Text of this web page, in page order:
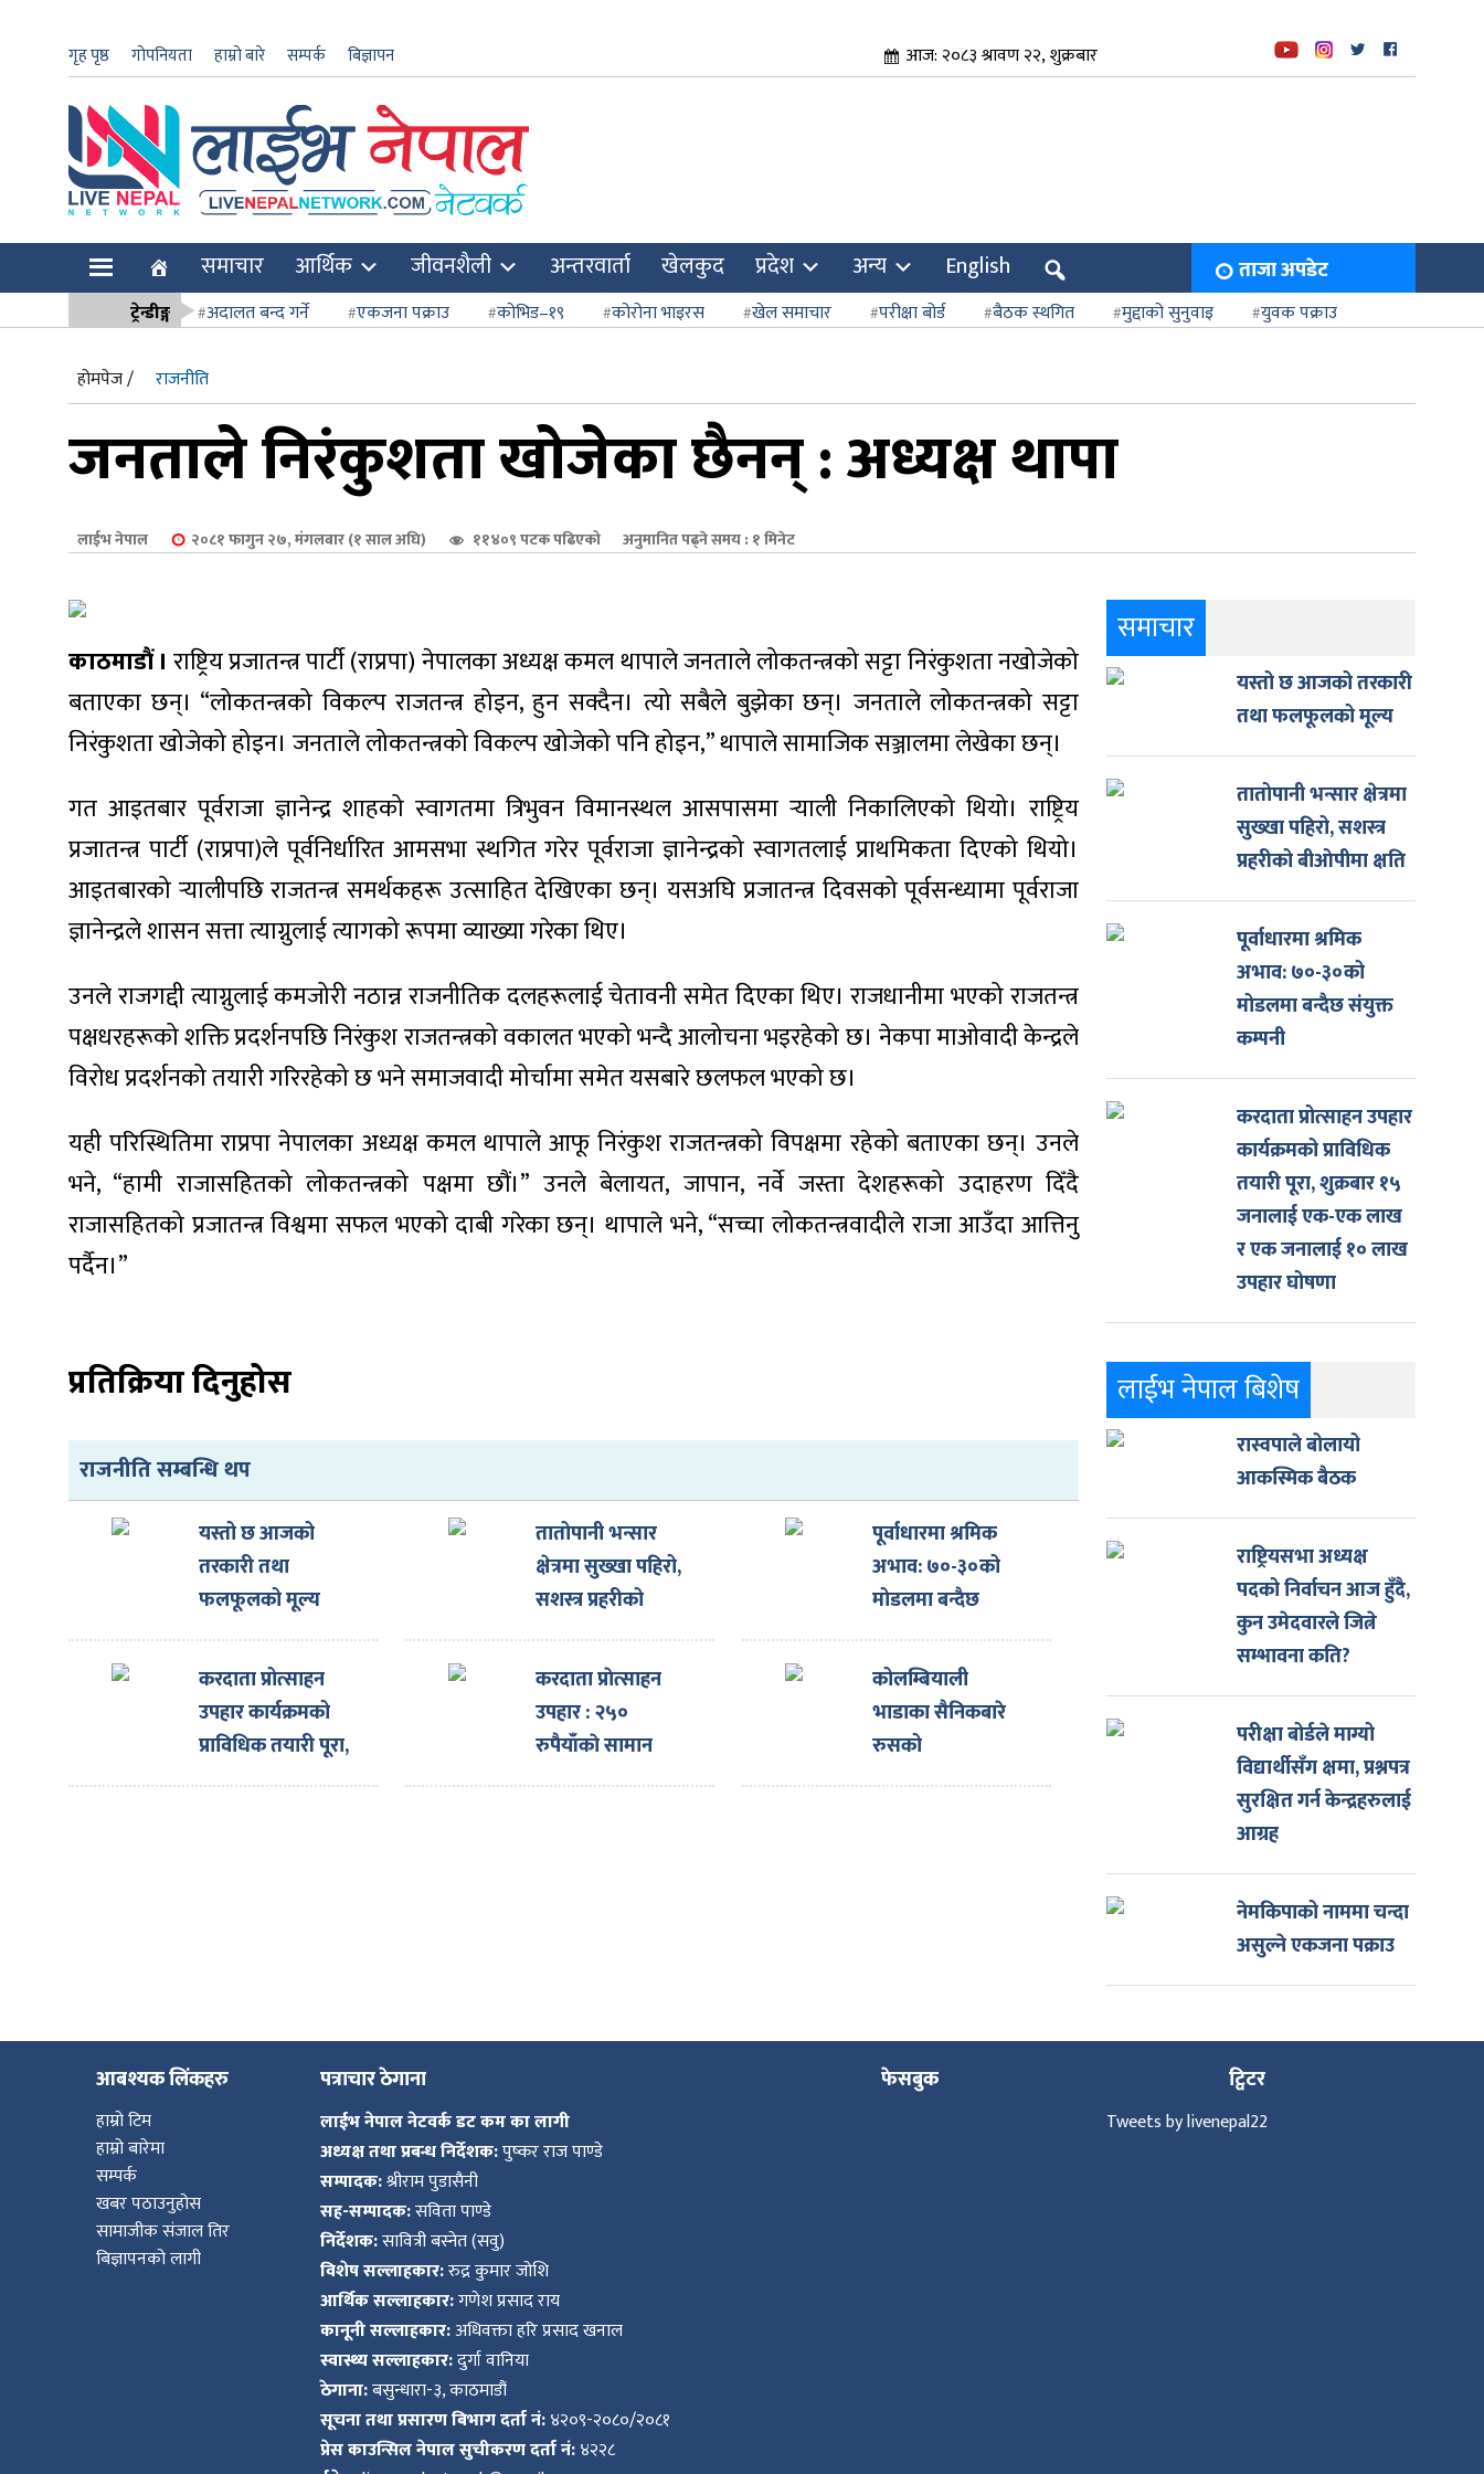
गृह पृष्ठ गोपनियता हाम्रो बारे सम्पर्क बिज्ञापन आज: २०८३ श्रावण २२, शुक्रबार
समाचार आर्थिक जीवनशैली अन्तरवार्ता खेलकुद प्रदेश अन्य English ताजा अपडेट
ट्रेन्डीङ्ग अदालत बन्द गर्ने एकजना पक्राउ कोभिड–१९ कोरोना भाइरस खेल समाचार परीक्षा बोर्ड बैठक स्थगित मुद्दाको सुनुवाइ
युवक पक्राउ
होमपेज /
राजनीति
जनताले निरंकुशता खोजेका छैनन्‌ : अध्यक्ष थापा
लाईभ नेपाल २०८१ फागुन २७, मंगलबार (१ साल अघि) ११४०९ पटक पढिएको अनुमानित पढ्ने समय : १ मिनेट
काठमाडौं । राष्ट्रिय प्रजातन्त्र पार्टी (राप्रपा) नेपालका अध्यक्ष कमल थापाले जनताले लोकतन्त्रको सट्टा निरंकुशता नखोजेको
बताएका छन्। “लोकतन्त्रको विकल्प राजतन्त्र होइन, हुन सक्दैन। त्यो सबैले बुझेका छन्। जनताले लोकतन्त्रको सट्टा
निरंकुशता खोजेको होइन। जनताले लोकतन्त्रको विकल्प खोजेको पनि होइन,” थापाले सामाजिक सञ्जालमा लेखेका छन्।
गत आइतबार पूर्वराजा ज्ञानेन्द्र शाहको स्वागतमा त्रिभुवन विमानस्थल आसपासमा र्‍याली निकालिएको थियो। राष्ट्रिय
प्रजातन्त्र पार्टी (राप्रपा)ले पूर्वनिर्धारित आमसभा स्थगित गरेर पूर्वराजा ज्ञानेन्द्रको स्वागतलाई प्राथमिकता दिएको थियो।
आइतबारको र्‍यालीपछि राजतन्त्र समर्थकहरू उत्साहित देखिएका छन्। यसअघि प्रजातन्त्र दिवसको पूर्वसन्ध्यामा पूर्वराजा
ज्ञानेन्द्रले शासन सत्ता त्याग्नुलाई त्यागको रूपमा व्याख्या गरेका थिए।
उनले राजगद्दी त्याग्नुलाई कमजोरी नठान्न राजनीतिक दलहरूलाई चेतावनी समेत दिएका थिए। राजधानीमा भएको राजतन्त्र
पक्षधरहरूको शक्ति प्रदर्शनपछि निरंकुश राजतन्त्रको वकालत भएको भन्दै आलोचना भइरहेको छ। नेकपा माओवादी केन्द्रले
विरोध प्रदर्शनको तयारी गरिरहेको छ भने समाजवादी मोर्चामा समेत यसबारे छलफल भएको छ।
यही परिस्थितिमा राप्रपा नेपालका अध्यक्ष कमल थापाले आफू निरंकुश राजतन्त्रको विपक्षमा रहेको बताएका छन्। उनले
भने, “हामी राजासहितको लोकतन्त्रको पक्षमा छौं।” उनले बेलायत, जापान, नर्वे जस्ता देशहरूको उदाहरण दिँदै
राजासहितको प्रजातन्त्र विश्वमा सफल भएको दाबी गरेका छन्। थापाले भने, “सच्चा लोकतन्त्रवादीले राजा आउँदा आत्तिनु
पर्दैन।”
प्रतिक्रिया दिनुहोस
राजनीति सम्बन्धि थप
यस्तो छ आजको
तरकारी तथा
फलफूलको मूल्य
तातोपानी भन्सार
क्षेत्रमा सुख्खा पहिरो,
सशस्त्र प्रहरीको
बीओपीमा क्षति
पूर्वाधारमा श्रमिक
अभाव: ७०-३०को
मोडलमा बन्दैछ
संयुक्त कम्पनी
करदाता प्रोत्साहन
उपहार कार्यक्रमको
प्राविधिक तयारी पूरा,
शुक्रबार १५ जनालाई
करदाता प्राेत्साहन
उपहार : २५०
रुपैयाँकाे सामान
किन्नेले जिते १० लाख
कोलम्बियाली
भाडाका सैनिकबारे
रुसको
अस्वीकारोक्ति
समाचार
यस्तो छ आजको तरकारी
तथा फलफूलको मूल्य
तातोपानी भन्सार क्षेत्रमा
सुख्खा पहिरो, सशस्त्र
प्रहरीको बीओपीमा क्षति
पूर्वाधारमा श्रमिक
अभाव: ७०-३०को
मोडलमा बन्दैछ संयुक्त
कम्पनी
करदाता प्रोत्साहन उपहार
कार्यक्रमको प्राविधिक
तयारी पूरा, शुक्रबार १५
जनालाई एक-एक लाख
र एक जनालाई १० लाख
उपहार घोषणा
लाईभ नेपाल बिशेष
रास्वपाले बोलायो
आकस्मिक बैठक
राष्ट्रियसभा अध्यक्ष
पदको निर्वाचन आज हुँदै,
कुन उमेदवारले जित्ने
सम्भावना कति?
परीक्षा बोर्डले माग्यो
विद्यार्थीसँग क्षमा, प्रश्नपत्र
सुरक्षित गर्न केन्द्रहरुलाई
आग्रह
नेमकिपाको नाममा चन्दा
असुल्ने एकजना पक्राउ
आबश्यक लिंकहरु
हाम्रो टिम
हाम्रो बारेमा
सम्पर्क
खबर पठाउनुहोस
सामाजीक संजाल तिर
बिज्ञापनको लागी
पत्राचार ठेगाना
लाईभ नेपाल नेटवर्क डट कम का लागी
अध्यक्ष तथा प्रबन्ध निर्देशक:पुष्कर राज पाण्डे
सम्पादक:श्रीराम पुडासैनी
सह-सम्पादक:सविता पाण्डे
निर्देशक:सावित्री बस्नेत (सवु)
विशेष सल्लाहकार:रुद्र कुमार जोशि
आर्थिक सल्लाहकार:गणेश प्रसाद राय
कानूनी सल्लाहकार:अधिवक्ता हरि प्रसाद खनाल
स्वास्थ्य सल्लाहकार:दुर्गा वानिया
ठेगाना:बसुन्धारा-३, काठमाडौं
सूचना तथा प्रसारण बिभाग दर्ता नं:४२०९-२०८०/२०८१
प्रेस काउन्सिल नेपाल सुचीकरण दर्ता नं:४२२८
फेसबुक ट्विटर
Tweets by livenepal22